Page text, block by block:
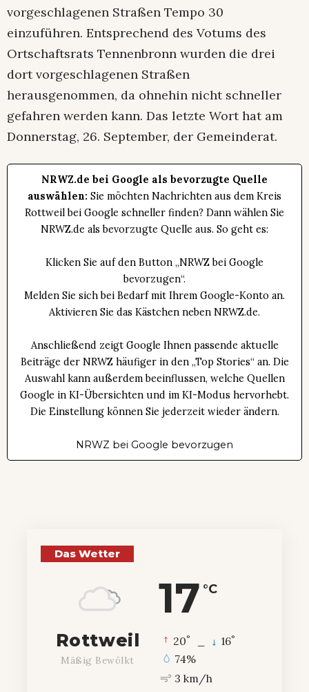
vorgeschlagenen Straßen Tempo 30
einzuführen. Entsprechend des Votums des
Ortschaftsrats Tennenbronn wurden die drei
dort vorgeschlagenen Straßen
herausgenommen, da ohnehin nicht schneller
gefahren werden kann. Das letzte Wort hat am
Donnerstag, 26. September, der Gemeinderat.
NRWZ.de bei Google als bevorzugte Quelle
auswählen: Sie möchten Nachrichten aus dem Kreis
Rottweil bei Google schneller finden? Dann wählen Sie
NRWZ.de als bevorzugte Quelle aus. So geht es:
Klicken Sie auf den Button „NRWZ bei Google
bevorzugen“.
Melden Sie sich bei Bedarf mit Ihrem Google-Konto an.
Aktivieren Sie das Kästchen neben NRWZ.de.
Anschließend zeigt Google Ihnen passende aktuelle
Beiträge der NRWZ häufiger in den „Top Stories“ an. Die
Auswahl kann außerdem beeinflussen, welche Quellen
Google in KI-Übersichten und im KI-Modus hervorhebt.
Die Einstellung können Sie jederzeit wieder ändern.
NRWZ bei Google bevorzugen
Das Wetter
17 °C
Rottweil
Mäßig Bewölkt
20° 16°
74%
3 km/h